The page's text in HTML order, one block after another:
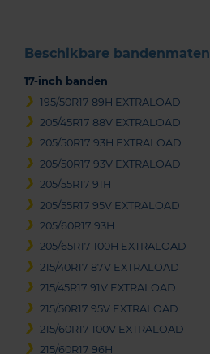
Beschikbare bandenmaten
17-inch banden
195/50R17 89H EXTRALOAD
205/45R17 88V EXTRALOAD
205/50R17 93H EXTRALOAD
205/50R17 93V EXTRALOAD
205/55R17 91H
205/55R17 95V EXTRALOAD
205/60R17 93H
205/65R17 100H EXTRALOAD
215/40R17 87V EXTRALOAD
215/45R17 91V EXTRALOAD
215/50R17 95V EXTRALOAD
215/60R17 100V EXTRALOAD
215/60R17 96H